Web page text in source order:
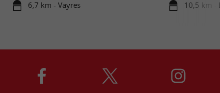
6,7 km - Vayres 10,5 km -